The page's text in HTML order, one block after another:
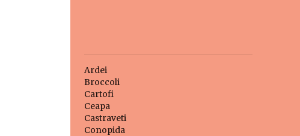
Ardei
Broccoli
Cartofi
Ceapa
Castraveti
Conopida